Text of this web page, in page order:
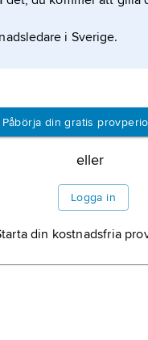
i Sverige.
Påbörja din gratis
eller
Logga in
din kostnadsfria